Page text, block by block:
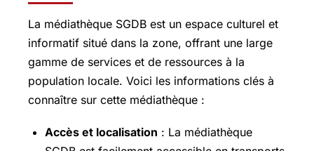
La médiathèque SGDB est un espace culturel et
informatif situé dans la zone, offrant une large
gamme de services et de ressources à la
population locale. Voici les informations clés à
connaître sur cette médiathèque :
Accès et localisation : La médiathèque